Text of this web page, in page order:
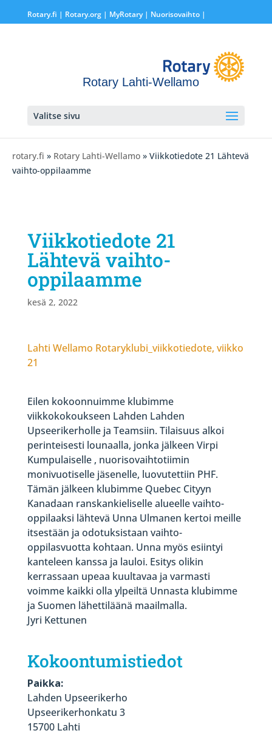
Rotary.fi | Rotary.org| MyRotary | Nuorisovaihto|
Rotary Lahti-Wellamo
Valitse sivu
rotary.fi » Rotary Lahti-Wellamo » Viikkotiedote 21 Lähtevä
vaihto-oppilaamme
Viikkotiedote 21
Lähtevä vaihto-
oppilaamme
kesä 2, 2022
Lahti Wellamo Rotaryklubi_viikkotiedote, viikko
21
Eilen kokoonnuimme klubimme
viikkokokoukseen Lahden Lahden
Upseerikerholle ja Teamsiin. Tilaisuus alkoi
perinteisesti lounaalla, jonka jälkeen Virpi
Kumpulaiselle , nuorisovaihtotiimin
monivuotiselle jäsenelle, luovutettiin PHF.
Tämän jälkeen klubimme Quebec Cityyn
Kanadaan ranskankieliselle alueelle vaihto-
oppilaaksi lähtevä Unna Ulmanen kertoi meille
itsestään ja odotuksistaan vaihto-
oppilasvuotta kohtaan. Unna myös esiintyi
kanteleen kanssa ja lauloi. Esitys olikin
kerrassaan upeaa kuultavaa ja varmasti
voimme kaikki olla ylpeiltä Unnasta klubimme
ja Suomen lähettiläänä maailmalla.
Jyri Kettunen
Kokoontumistiedot
Paikka:
Lahden Upseerikerho
Upseerikerhonkatu 3
15700 Lahti